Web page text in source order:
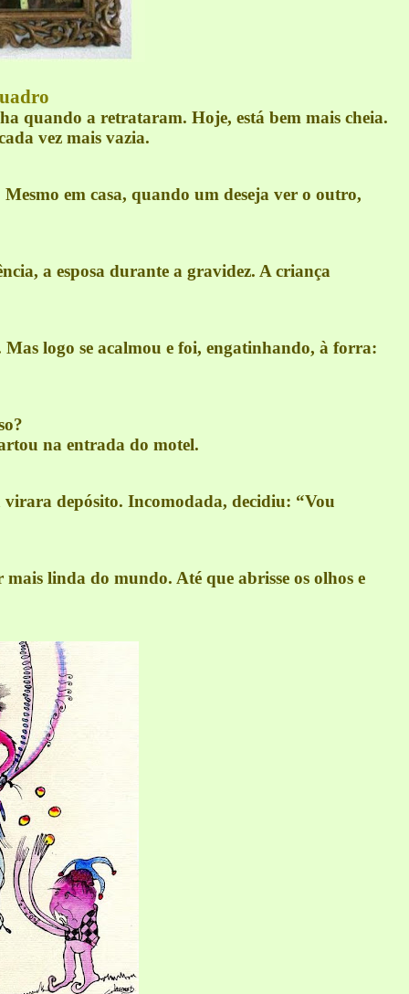
quando a retrataram. Hoje, está bem mais cheia.
vez mais vazia.
em casa, quando um deseja ver o outro,
a esposa durante a gravidez. A criança
logo se acalmou e foi, engatinhando, à forra:
na entrada do motel.
depósito. Incomodada, decidiu: “Vou
linda do mundo. Até que abrisse os olhos e